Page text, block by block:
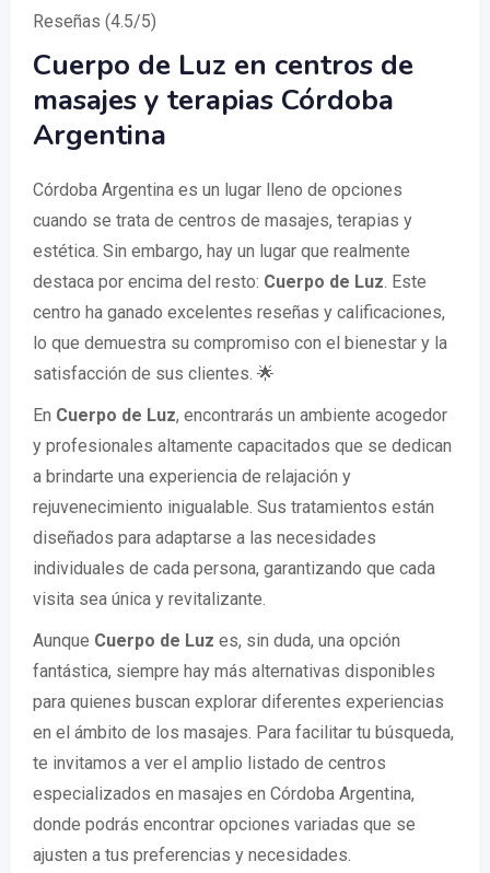
Reseñas (4.5/5)
Cuerpo de Luz en centros de
masajes y terapias Córdoba
Argentina
Córdoba Argentina es un lugar lleno de opciones
cuando se trata de centros de masajes, terapias y
estética. Sin embargo, hay un lugar que realmente
destaca por encima del resto: Cuerpo de Luz. Este
centro ha ganado excelentes reseñas y calificaciones,
lo que demuestra su compromiso con el bienestar y la
satisfacción de sus clientes. 🌟
En Cuerpo de Luz, encontrarás un ambiente acogedor
y profesionales altamente capacitados que se dedican
a brindarte una experiencia de relajación y
rejuvenecimiento inigualable. Sus tratamientos están
diseñados para adaptarse a las necesidades
individuales de cada persona, garantizando que cada
visita sea única y revitalizante.
Aunque Cuerpo de Luz es, sin duda, una opción
fantástica, siempre hay más alternativas disponibles
para quienes buscan explorar diferentes experiencias
en el ámbito de los masajes. Para facilitar tu búsqueda,
te invitamos a ver el amplio listado de centros
especializados en masajes en Córdoba Argentina,
donde podrás encontrar opciones variadas que se
ajusten a tus preferencias y necesidades.